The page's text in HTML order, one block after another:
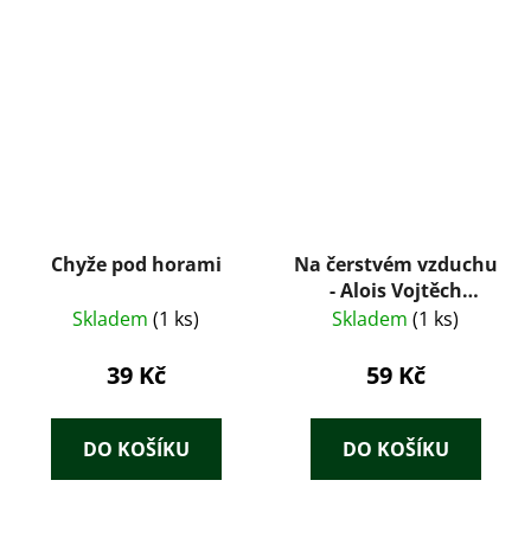
Chyže pod horami
Skladem (1 ks)
39 Kč
DO KOŠÍKU
Na čerstvém vzduchu
- Alois Vojtěch
Šmilovský
Skladem (1 ks)
59 Kč
DO KOŠÍKU